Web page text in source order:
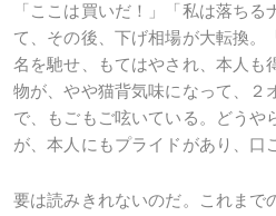
「ここは買いだ！」「私は落ち
て、その後、下げ相場が大転換。
名を馳せ、もてはやされ、本人も
物が、やや猫背気味になって、２
で、もごもご呟いている。どうや
が、本人にもプライドがあり、口
要は読みきれないのだ。これまで